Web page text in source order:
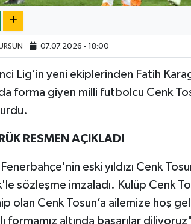
07.07.2026 - 18:00
Lig’in yeni ekiplerinden Fatih
forma giyen milli futbolcu Cenk
RESMEN AÇIKLADI
eski yıldızı Cenk
sözleşme imzaladı. Kulüp Cenk
olan Cenk Tosun’a ailemize hoş
formamız altında başarılar